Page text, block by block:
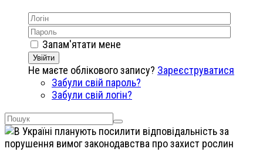
Запам'ятати мене
Увійти
Не маєте облікового запису? Зареєструватися
Забули свій пароль?
Забули свій логін?